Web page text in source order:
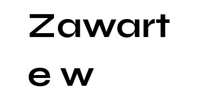
Zawart
e w